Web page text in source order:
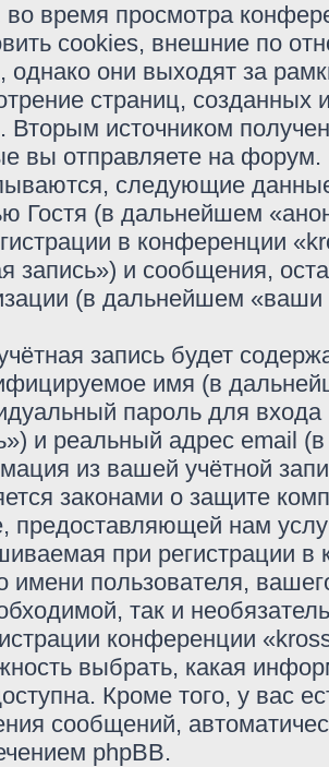
во время просмотра
cookies, внешние по
однако они выходят за
страниц,
Вторым источником
вы отправляете на
следующие
Гостя (в дальнейшем
в конференции
запись») и сообщения,
(в дальнейшем
запись будет
имя (в
пароль для
и реальный адрес email
из вашей учётной
законами о защите
предоставляющей нам
при регистрации
имени пользователя,
так и
конференции
выбрать, какая
Кроме того, у вас
сообщений,
phpBB.